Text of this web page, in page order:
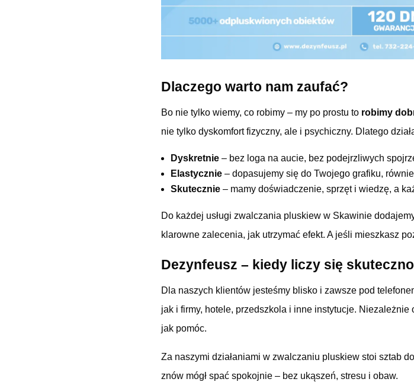
Dlaczego warto nam zaufać?
Bo nie tylko wiemy, co robimy – my po prostu to robimy
nie tylko dyskomfort fizyczny, ale i psychiczny. Dlatego
Dyskretnie – bez loga na aucie, bez podejrzliwych
Elastycznie – dopasujemy się do Twojego grafiku,
Skutecznie – mamy doświadczenie, sprzęt i wiedzę, a
Do każdej usługi zwalczania pluskiew w Skawinie
klarowne zalecenia, jak utrzymać efekt. A jeśli mieszkasz
Dezynfeusz – kiedy liczy się
Dla naszych klientów jesteśmy blisko i zawsze pod
jak i firmy, hotele, przedszkola i inne instytucje.
jak pomóc.
Za naszymi działaniami w zwalczaniu pluskiew stoi sztab
znów mógł spać spokojnie – bez ukąszeń, stresu i obaw.